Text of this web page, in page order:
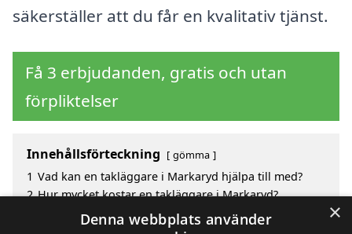
säkerställer att du får en kvalitativ tjänst.
Få 3 erbjudanden, gratis och utan
förpliktelser
Innehållsförteckning gömma
1 Vad kan en takläggare i Markaryd hjälpa till med?
2 Hur mycket kostar en takläggare i Markaryd?
Fördelar med att välja takläggare i Markaryd
Sök efter en skicklig takläggare i de omgivande
×
Denna webbplats använder